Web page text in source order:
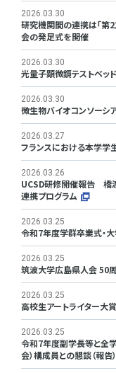
2026.03.30
研究機関間の連携は「第2
会の発足式を開催
2026.03.30
光量子顕微鏡テストベッ
2026.03.30
微生物バイオコンソーシ
2026.03.27
フランスにおける本学学
2026.03.26
UCSD研修開催報告 橋
連携プログラム
2026.03.25
令和7年度学群卒業式・
2026.03.25
筑波大学広島県人会 50
2026.03.25
高校生アートライター大
2026.03.25
令和7年度副学長等と全
会）構成員との懇談（報告